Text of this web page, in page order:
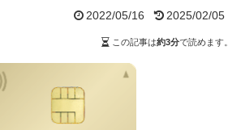
2022/05/16 2025/02/05
この記事は約3分で読めます。